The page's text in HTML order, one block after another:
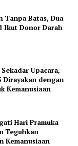
Tanpa Batas, Dua
Ikut Donor Darah
Upacara,
Dirayakan dengan
Kemanusiaan
Hari Pramuka
Teguhkan
Kemanusiaan